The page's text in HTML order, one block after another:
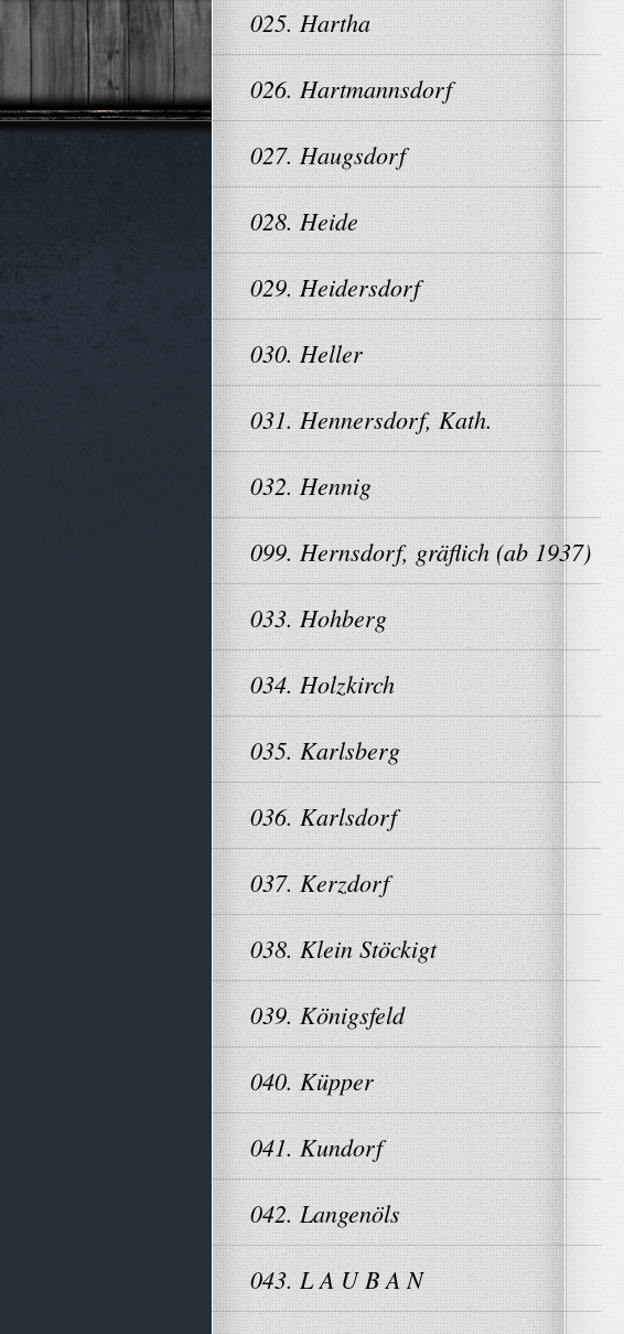
025. Hartha
026. Hartmannsdorf
027. Haugsdorf
028. Heide
029. Heidersdorf
030. Heller
031. Hennersdorf, Kath.
032. Hennig
099. Hernsdorf, gräflich (ab 1937)
033. Hohberg
034. Holzkirch
035. Karlsberg
036. Karlsdorf
037. Kerzdorf
038. Klein Stöckigt
039. Königsfeld
040. Küpper
041. Kundorf
042. Langenöls
043. L A U B A N